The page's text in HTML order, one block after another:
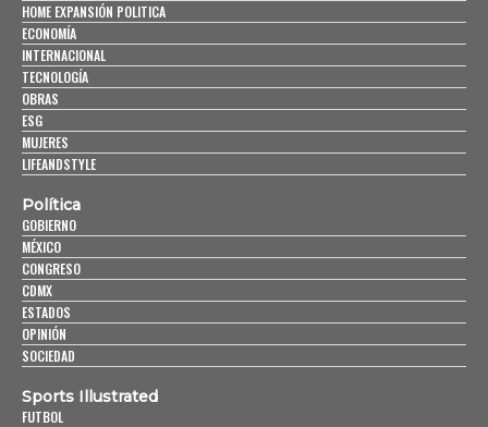
HOME EXPANSIÓN POLITICA
ECONOMÍA
INTERNACIONAL
TECNOLOGÍA
OBRAS
ESG
MUJERES
LIFEANDSTYLE
Política
GOBIERNO
MÉXICO
CONGRESO
CDMX
ESTADOS
OPINIÓN
SOCIEDAD
Sports Illustrated
FUTBOL